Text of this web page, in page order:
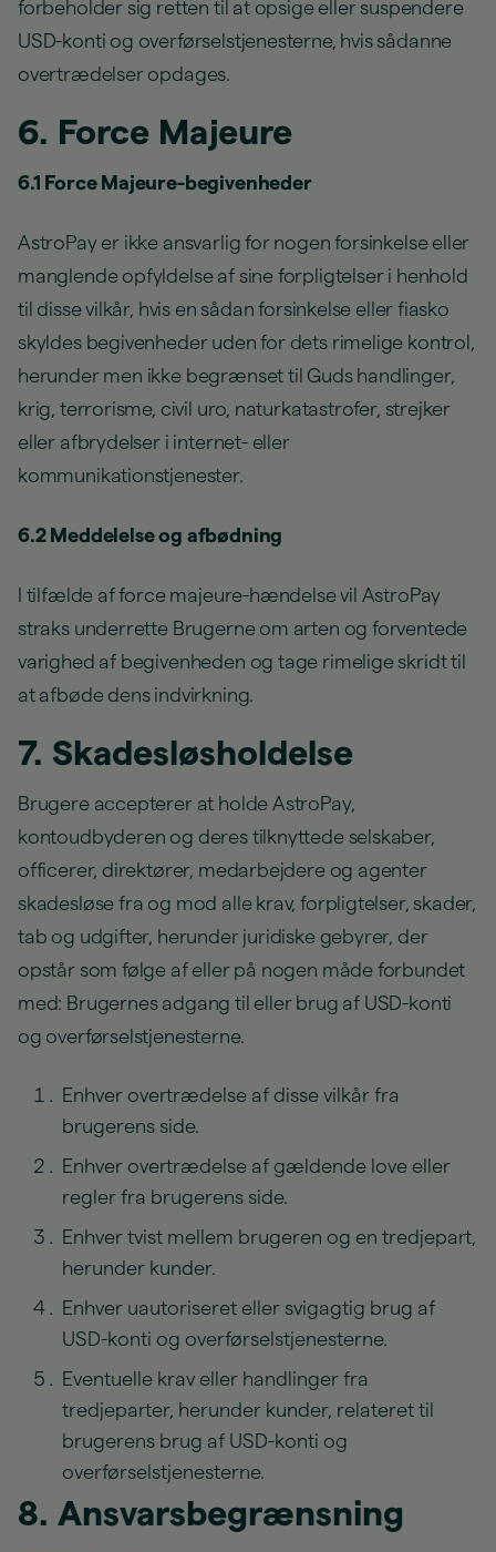
forbeholder sig retten til at opsige eller suspendere
USD-konti og overførselstjenesterne, hvis sådanne
overtrædelser opdages.
6. Force Majeure
6.1 Force Majeure-begivenheder
AstroPay er ikke ansvarlig for nogen forsinkelse eller
manglende opfyldelse af sine forpligtelser i henhold
til disse vilkår, hvis en sådan forsinkelse eller fiasko
skyldes begivenheder uden for dets rimelige kontrol,
herunder men ikke begrænset til Guds handlinger,
krig, terrorisme, civil uro, naturkatastrofer, strejker
eller afbrydelser i internet- eller
kommunikationstjenester.
6.2 Meddelelse og afbødning
I tilfælde af force majeure-hændelse vil AstroPay
straks underrette Brugerne om arten og forventede
varighed af begivenheden og tage rimelige skridt til
at afbøde dens indvirkning.
7. Skadesløsholdelse
Brugere accepterer at holde AstroPay,
kontoudbyderen og deres tilknyttede selskaber,
officerer, direktører, medarbejdere og agenter
skadesløse fra og mod alle krav, forpligtelser, skader,
tab og udgifter, herunder juridiske gebyrer, der
opstår som følge af eller på nogen måde forbundet
med: Brugernes adgang til eller brug af USD-konti
og overførselstjenesterne.
Enhver overtrædelse af disse vilkår fra
brugerens side.
Enhver overtrædelse af gældende love eller
regler fra brugerens side.
Enhver tvist mellem brugeren og en tredjepart,
herunder kunder.
Enhver uautoriseret eller svigagtig brug af
USD-konti og overførselstjenesterne.
Eventuelle krav eller handlinger fra
tredjeparter, herunder kunder, relateret til
brugerens brug af USD-konti og
overførselstjenesterne.
8. Ansvarsbegrænsning